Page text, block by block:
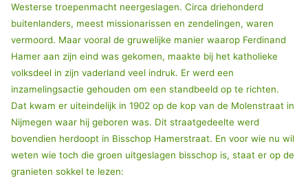
Westerse troepenmacht neergeslagen. Circa driehonderd
buitenlanders, meest missionarissen en zendelingen, waren
vermoord. Maar vooral de gruwelijke manier waarop Ferdinand
Hamer aan zijn eind was gekomen, maakte bij het katholieke
volksdeel in zijn vaderland veel indruk. Er werd een
inzamelingsactie gehouden om een standbeeld op te richten.
Dat kwam er uiteindelijk in 1902 op de kop van de Molenstraat in
Nijmegen waar hij geboren was. Dit straatgedeelte werd
bovendien herdoopt in Bisschop Hamerstraat. En voor wie nu wil
weten wie toch die groen uitgeslagen bisschop is, staat er op de
granieten sokkel te lezen: